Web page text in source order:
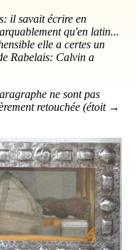
il savait écrire en
qu'en latin...
elle a certes un
Rabelais: Calvin a
ne sont pas
retouchée (étoit →